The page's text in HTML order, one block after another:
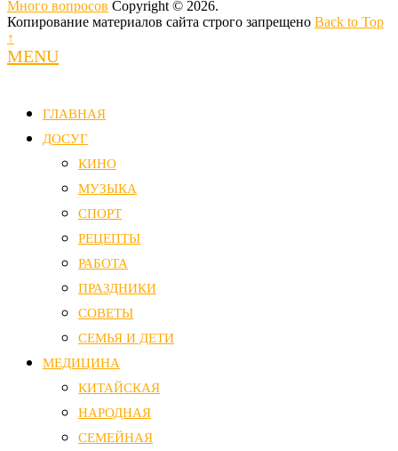
Много вопросов Copyright © 2026.
Копирование материалов сайта строго запрещено Back to Top
↑
MENU
ГЛАВНАЯ
ДОСУГ
КИНО
МУЗЫКА
СПОРТ
РЕЦЕПТЫ
РАБОТА
ПРАЗДНИКИ
СОВЕТЫ
СЕМЬЯ И ДЕТИ
МЕДИЦИНА
КИТАЙСКАЯ
НАРОДНАЯ
СЕМЕЙНАЯ